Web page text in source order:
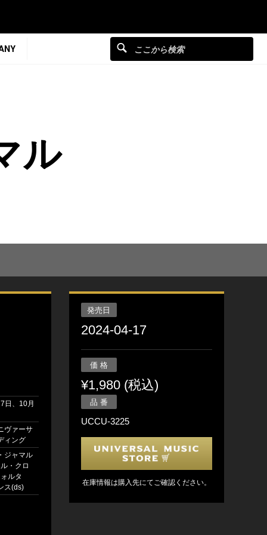
ル
日、10月
ヴァーサ
ィング
ジャマル
・クロ
ルタ
ス(ds)
発売日
2024-04-17
価 格
¥1,980 (税込)
品 番
UCCU-3225
在庫情報は購入先にてご確認ください。